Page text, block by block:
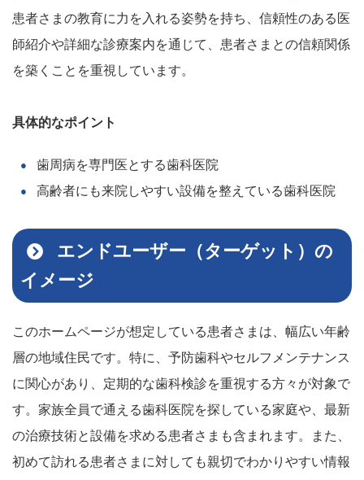
患者さまの教育に力を入れる姿勢を持ち、信頼性のある医
師紹介や詳細な診療案内を通じて、患者さまとの信頼関係
を築くことを重視しています。
具体的なポイント
歯周病を専門医とする歯科医院
高齢者にも来院しやすい設備を整えている歯科医院
エンドユーザー（ターゲット）の
イメージ
このホームページが想定している患者さまは、幅広い年齢
層の地域住民です。特に、予防歯科やセルフメンテナンス
に関心があり、定期的な歯科検診を重視する方々が対象で
す。家族全員で通える歯科医院を探している家庭や、最新
の治療技術と設備を求める患者さまも含まれます。また、
初めて訪れる患者さまに対しても親切でわかりやすい情報